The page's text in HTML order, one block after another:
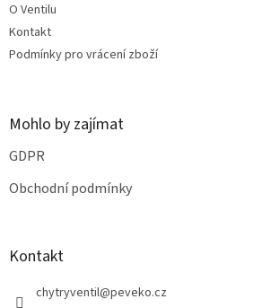
O Ventilu
Kontakt
Podmínky pro vrácení zboží
Mohlo by zajímat
GDPR
Obchodní podmínky
Kontakt
chytryventil@peveko.cz